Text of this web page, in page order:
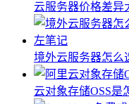
云服务器价格差异
境外云服务器怎么
云对象存储OSS是